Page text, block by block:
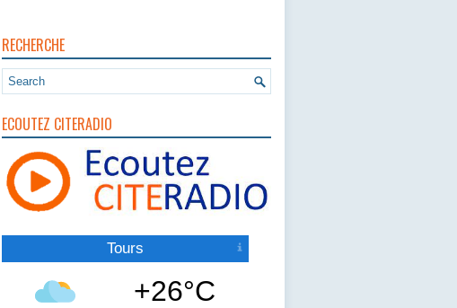
RECHERCHE
ECOUTEZ CITERADIO
Tours
+26°C